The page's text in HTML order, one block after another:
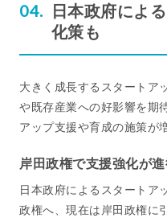
日本政府によ
化策も
大きく成長するスタートア
や既存産業への好影響を期
アップ支援や育成の施策が
岸田政権で支援強化が
日本政府によるスタートア
政権へ、現在は岸田政権に